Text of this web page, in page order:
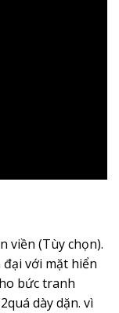
viền (Tùy chọn).
với mặt hiển
bức tranh
dày dặn. vì